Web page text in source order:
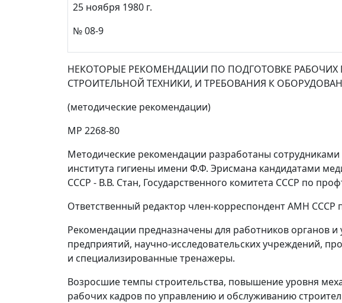
25 ноября 1980 г.
№ 08-9
НЕКОТОРЫЕ РЕКОМЕНДАЦИИ ПО ПОДГОТОВКЕ
СТРОИТЕЛЬНОЙ ТЕХНИКИ, И ТРЕБОВАНИЯ К
(методические рекомендации)
МР 2268-80
Методические рекомендации разработаны
института гигиены имени Ф.Ф. Эрисмана кандидатами
СССР - В.В. Стан, Государственного комитета СССР по
Ответственный редактор член-корреспондент АМН
Рекомендации предназначены для работников органов
предприятий, научно-исследовательских учреждений,
и специализированные тренажеры.
Возросшие темпы строительства, повышение уровня
рабочих кадров по управлению и обслуживанию